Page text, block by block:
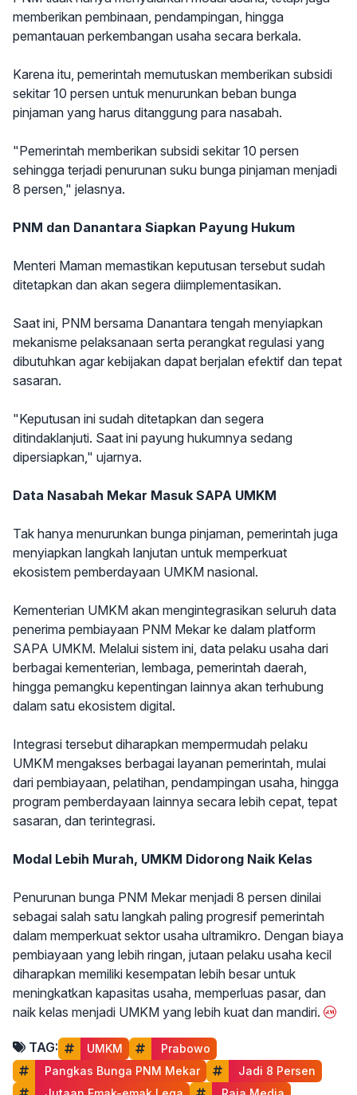
memberikan pembinaan, pendampingan, hingga
pemantauan perkembangan usaha secara berkala.
Karena itu, pemerintah memutuskan memberikan subsidi
sekitar 10 persen untuk menurunkan beban bunga
pinjaman yang harus ditanggung para nasabah.
"Pemerintah memberikan subsidi sekitar 10 persen
sehingga terjadi penurunan suku bunga pinjaman menjadi
8 persen," jelasnya.
PNM dan Danantara Siapkan Payung Hukum
Menteri Maman memastikan keputusan tersebut sudah
ditetapkan dan akan segera diimplementasikan.
Saat ini, PNM bersama Danantara tengah menyiapkan
mekanisme pelaksanaan serta perangkat regulasi yang
dibutuhkan agar kebijakan dapat berjalan efektif dan tepat
sasaran.
"Keputusan ini sudah ditetapkan dan segera
ditindaklanjuti. Saat ini payung hukumnya sedang
dipersiapkan," ujarnya.
Data Nasabah Mekar Masuk SAPA UMKM
Tak hanya menurunkan bunga pinjaman, pemerintah juga
menyiapkan langkah lanjutan untuk memperkuat
ekosistem pemberdayaan UMKM nasional.
Kementerian UMKM akan mengintegrasikan seluruh data
penerima pembiayaan PNM Mekar ke dalam platform
SAPA UMKM. Melalui sistem ini, data pelaku usaha dari
berbagai kementerian, lembaga, pemerintah daerah,
hingga pemangku kepentingan lainnya akan terhubung
dalam satu ekosistem digital.
Integrasi tersebut diharapkan mempermudah pelaku
UMKM mengakses berbagai layanan pemerintah, mulai
dari pembiayaan, pelatihan, pendampingan usaha, hingga
program pemberdayaan lainnya secara lebih cepat, tepat
sasaran, dan terintegrasi.
Modal Lebih Murah, UMKM Didorong Naik Kelas
Penurunan bunga PNM Mekar menjadi 8 persen dinilai
sebagai salah satu langkah paling progresif pemerintah
dalam memperkuat sektor usaha ultramikro. Dengan biaya
pembiayaan yang lebih ringan, jutaan pelaku usaha kecil
diharapkan memiliki kesempatan lebih besar untuk
meningkatkan kapasitas usaha, memperluas pasar, dan
naik kelas menjadi UMKM yang lebih kuat dan mandiri.
TAG: UMKM
Prabowo
Pangkas Bunga PNM Mekar
Jadi 8 Persen